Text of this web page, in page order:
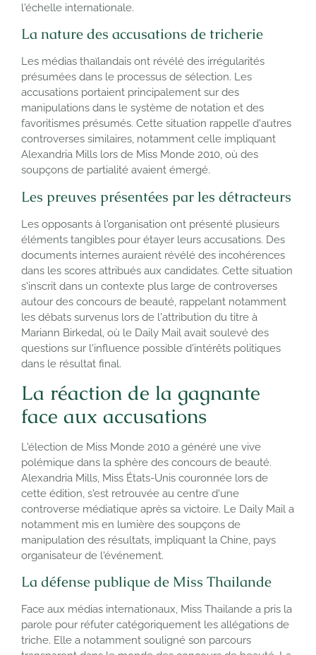
l'échelle internationale.
La nature des accusations de tricherie
Les médias thaïlandais ont révélé des irrégularités
présumées dans le processus de sélection. Les
accusations portaient principalement sur des
manipulations dans le système de notation et des
favoritismes présumés. Cette situation rappelle d'autres
controverses similaires, notamment celle impliquant
Alexandria Mills lors de Miss Monde 2010, où des
soupçons de partialité avaient émergé.
Les preuves présentées par les détracteurs
Les opposants à l'organisation ont présenté plusieurs
éléments tangibles pour étayer leurs accusations. Des
documents internes auraient révélé des incohérences
dans les scores attribués aux candidates. Cette situation
s'inscrit dans un contexte plus large de controverses
autour des concours de beauté, rappelant notamment
les débats survenus lors de l'attribution du titre à
Mariann Birkedal, où le Daily Mail avait soulevé des
questions sur l'influence possible d'intérêts politiques
dans le résultat final.
La réaction de la gagnante
face aux accusations
L'élection de Miss Monde 2010 a généré une vive
polémique dans la sphère des concours de beauté.
Alexandria Mills, Miss États-Unis couronnée lors de
cette édition, s'est retrouvée au centre d'une
controverse médiatique après sa victoire. Le Daily Mail a
notamment mis en lumière des soupçons de
manipulation des résultats, impliquant la Chine, pays
organisateur de l'événement.
La défense publique de Miss Thailande
Face aux médias internationaux, Miss Thailande a pris la
parole pour réfuter catégoriquement les allégations de
triche. Elle a notamment souligné son parcours